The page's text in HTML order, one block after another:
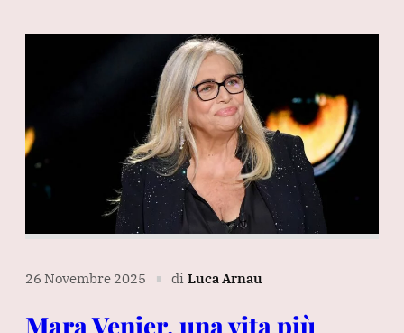
26 Novembre 2025 ∎ di Luca Arnau
Mara Venier, una vita più